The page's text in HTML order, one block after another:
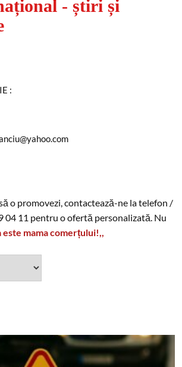
- știri și
:
o promovezi, contactează-ne la telefon /
04 11 pentru o ofertă personalizată. Nu
mama comerțului!,,